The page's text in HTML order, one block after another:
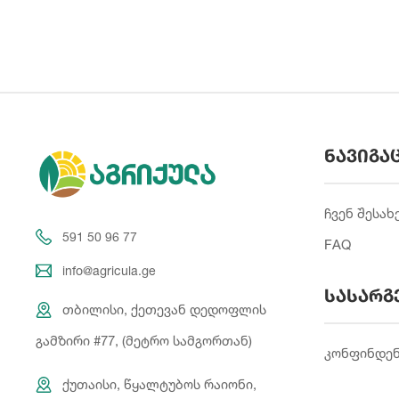
591 50 96 77
info@agricula.ge
თბილისი, ქეთევან დედოფლის
გამზირი #77, (მეტრო სამგორთან)
ქუთაისი, წყალტუბოს რაიონი,
ჩვენ
FAQ